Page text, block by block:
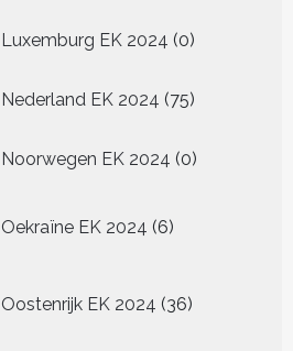
Luxemburg EK 2024 00
Nederland EK 2024 7575
Noorwegen EK 2024 00
Oekraïne EK 2024 6
producten
Oostenrijk EK 2024 36
producten